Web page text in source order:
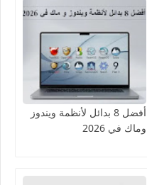
أفضل 8 بدائل لأنظمة ويندوز
وماك في 2026